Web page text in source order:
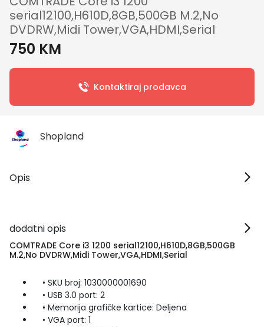
serial12100,H610D,8GB,500GB M.2,No
DVDRW,Midi Tower,VGA,HDMI,Serial
750 KM
Kontaktiraj prodavca
Shopland
Opis
dodatni opis
COMTRADE Core i3 1200 serial12100,H610D,8GB,500GB
M.2,No DVDRW,Midi Tower,VGA,HDMI,Serial
• SKU broj: 1030000001690
• USB 3.0 port: 2
• Memorija grafičke kartice: Deljena
• VGA port: 1